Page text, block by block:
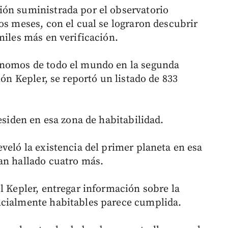
suministrada por el observatorio
meses, con el cual se lograron descubrir
más en verificación.
de todo el mundo en la segunda
Kepler, se reportó un listado de 833
en esa zona de habitabilidad.
la existencia del primer planeta en esa
hallado cuatro más.
entregar información sobre la
habitables parece cumplida.